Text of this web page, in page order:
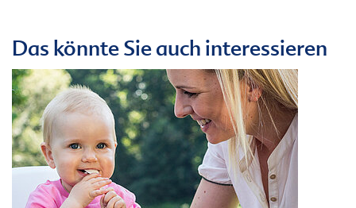
Das könnte Sie auch interessieren